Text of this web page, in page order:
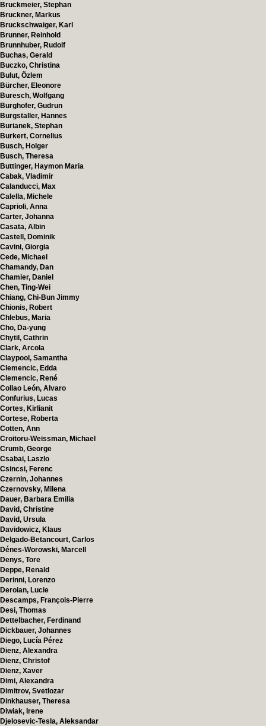
Bruckmeier, Stephan
Bruckner, Markus
Bruckschwaiger, Karl
Brunner, Reinhold
Brunnhuber, Rudolf
Buchas, Gerald
Buczko, Christina
Bulut, Özlem
Bürcher, Eleonore
Buresch, Wolfgang
Burghofer, Gudrun
Burgstaller, Hannes
Burianek, Stephan
Burkert, Cornelius
Busch, Holger
Busch, Theresa
Buttinger, Haymon Maria
Cabak, Vladimir
Calanducci, Max
Calella, Michele
Caprioli, Anna
Carter, Johanna
Casata, Albin
Castell, Dominik
Cavini, Giorgia
Cede, Michael
Chamandy, Dan
Chamier, Daniel
Chen, Ting-Wei
Chiang, Chi-Bun Jimmy
Chionis, Robert
Chlebus, Maria
Cho, Da-yung
Chytil, Cathrin
Clark, Arcola
Claypool, Samantha
Clemencic, Edda
Clemencic, René
Collao León, Alvaro
Confurius, Lucas
Cortes, Kirlianit
Cortese, Roberta
Cotten, Ann
Croitoru-Weissman, Michael
Crumb, George
Csabai, Laszlo
Csincsi, Ferenc
Czernin, Johannes
Czernovsky, Milena
Dauer, Barbara Emilia
David, Christine
David, Ursula
Davidowicz, Klaus
Delgado-Betancourt, Carlos
Dénes-Worowski, Marcell
Denys, Tore
Deppe, Renald
Derinni, Lorenzo
Deroian, Lucie
Descamps, François-Pierre
Desi, Thomas
Dettelbacher, Ferdinand
Dickbauer, Johannes
Diego, Lucía Pérez
Dienz, Alexandra
Dienz, Christof
Dienz, Xaver
Dimi, Alexandra
Dimitrov, Svetlozar
Dinkhauser, Theresa
Diwiak, Irene
Djelosevic-Tesla, Aleksandar